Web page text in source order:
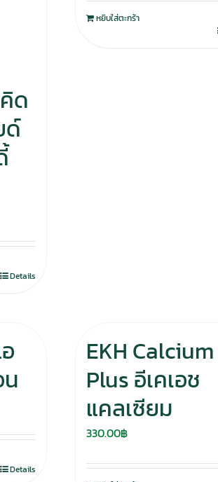
ด
ด์
Details
หยิบใส่ตะกร้า
Details
EKH Calcium
Plus อีเคเอช
แคลเซียม
330.00฿